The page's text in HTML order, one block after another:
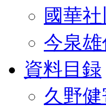
國華
今泉雄
資料目録
久野